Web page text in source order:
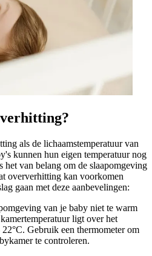
als de lichaamstemperatuur van
kunnen hun eigen temperatuur nog
het van belang om de slaapomgeving
oververhitting kan voorkomen
gaan met deze aanbevelingen:
van je baby niet te warm
ligt over het
22°C. Gebruik een thermometer om
te controleren.